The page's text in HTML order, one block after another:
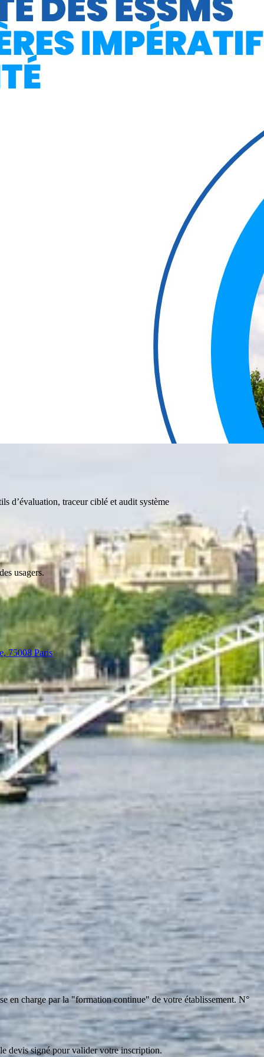
d’évaluation, traceur ciblé et audit système
usagers.
75008 Paris
en charge par la "formation continue" de votre établissement. N°
devis signé pour valider votre inscription.